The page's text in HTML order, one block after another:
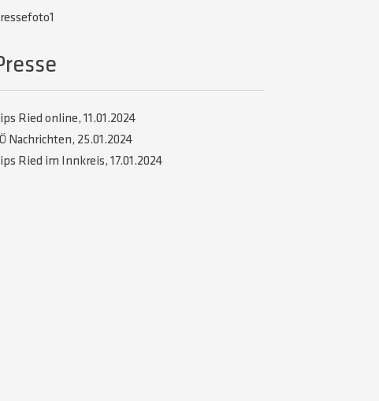
Ried online, 11.01.2024
Nachrichten, 25.01.2024
Ried im Innkreis, 17.01.2024